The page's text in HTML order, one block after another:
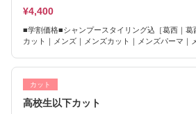
¥4,400
■学割価格■シャンプースタイリング込［葛西｜葛
カット｜メンズ｜メンズカット｜メンズパーマ｜
カット
高校生以下カット